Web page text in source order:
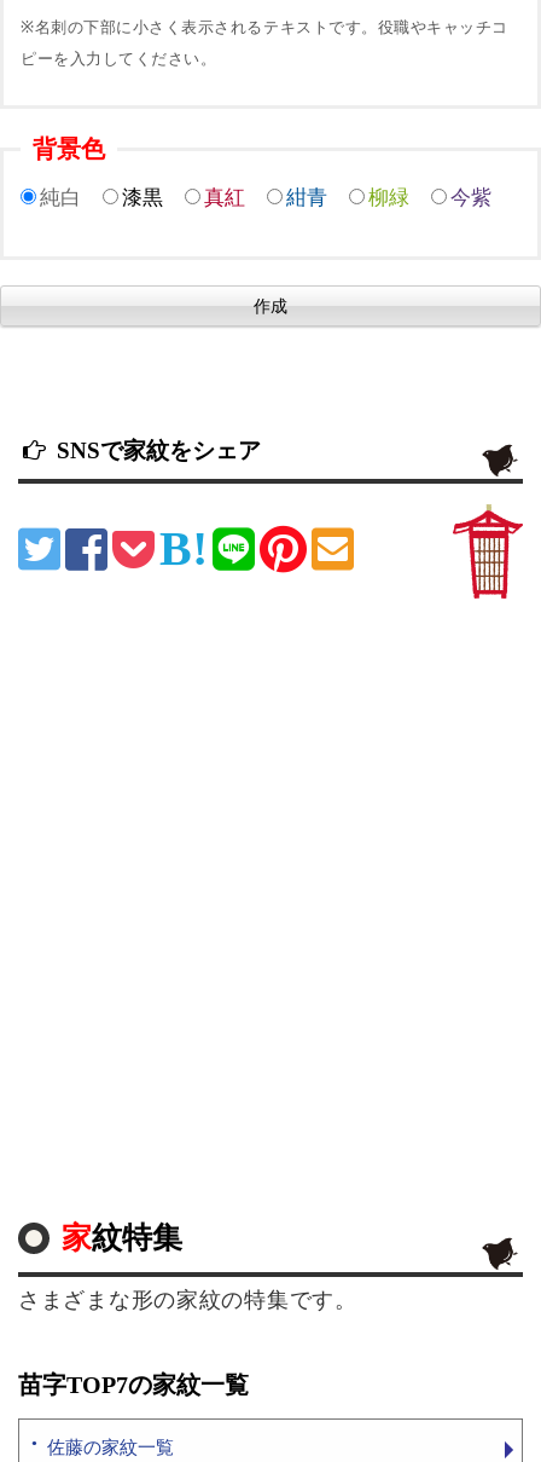
※名刺の下部に小さく表示されるテキストです。役職やキャッチコ
ピーを入力してください。
背景色
純白 漆黒 真紅 紺青 柳緑 今紫
SNSで家紋をシェア
家紋特集
さまざまな形の家紋の特集です。
苗字TOP7の家紋一覧
佐藤の家紋一覧